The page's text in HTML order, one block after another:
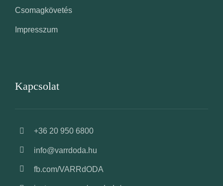
Csomagkövetés
Impresszum
Kapcsolat
+36 20 950 6800
info@varrdoda.hu
fb.com/VARRdODA